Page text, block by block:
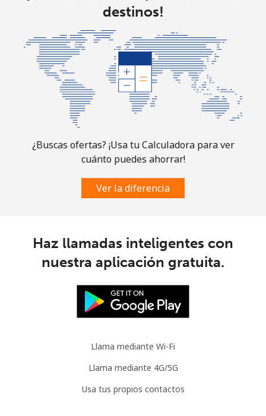
destinos!
¿Buscas ofertas? ¡Usa tu Calculadora para ver
cuánto puedes ahorrar!
Ver la diferencia
Haz llamadas inteligentes con
nuestra aplicación gratuita.
Llama mediante Wi-Fi
Llama mediante 4G/5G
Usa tus propios contactos